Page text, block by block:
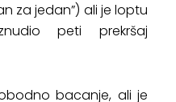
za jedan”) ali je loptu
peti prekršaj
bacanje, ali je